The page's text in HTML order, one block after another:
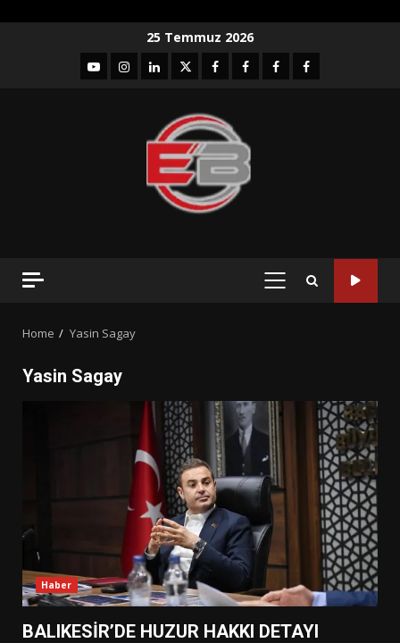
25 Temmuz 2026
YouTubeInstagram
LinkedIntwitterfacebook-Facebook-
Facebook-Facebook-
PRIMARY
Home Yasin Sagay
Yasin Sagay
Haber
BALIKESİR’DE HUZUR HAKKI DETAYI